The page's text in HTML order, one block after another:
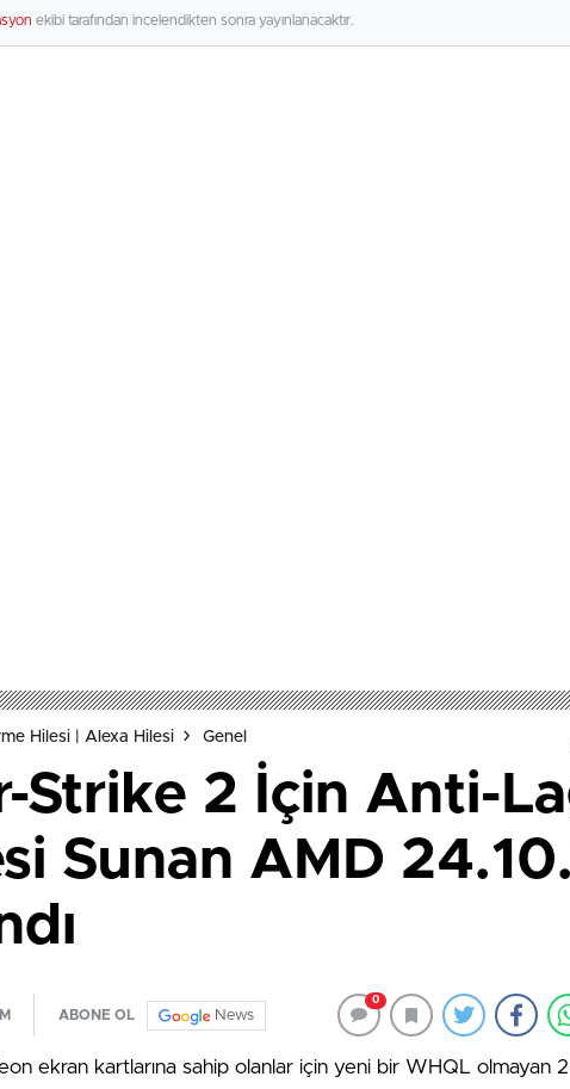
ekibi tarafından incelendikten sonra yayınlanacaktır.
Hilesi | Alexa Hilesi Genel
Strike 2 İçin Anti-
Sunan AMD
ABONE OL News
0
ekran kartlarına sahip olanlar için yeni bir WHQL olmayan